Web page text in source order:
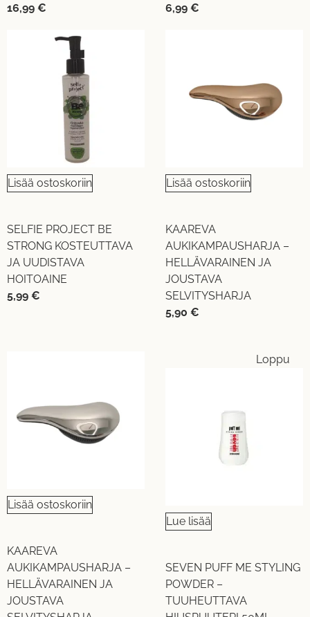
16,99 €
6,99 €
Lisää ostoskoriin
SELFIE PROJECT BE
STRONG KOSTEUTTAVA
JA UUDISTAVA
HOITOAINE
5,99 €
Lisää ostoskoriin
KAAREVA
AUKIKAMPAUSHARJA –
HELLÄVARAINEN JA
JOUSTAVA
SELVITYSHARJA
5,90 €
Lisää ostoskoriin
KAAREVA
AUKIKAMPAUSHARJA –
HELLÄVARAINEN JA
JOUSTAVA
Loppu
Lue lisää
SEVEN PUFF ME STYLING
POWDER –
TUUHEUTTAVA